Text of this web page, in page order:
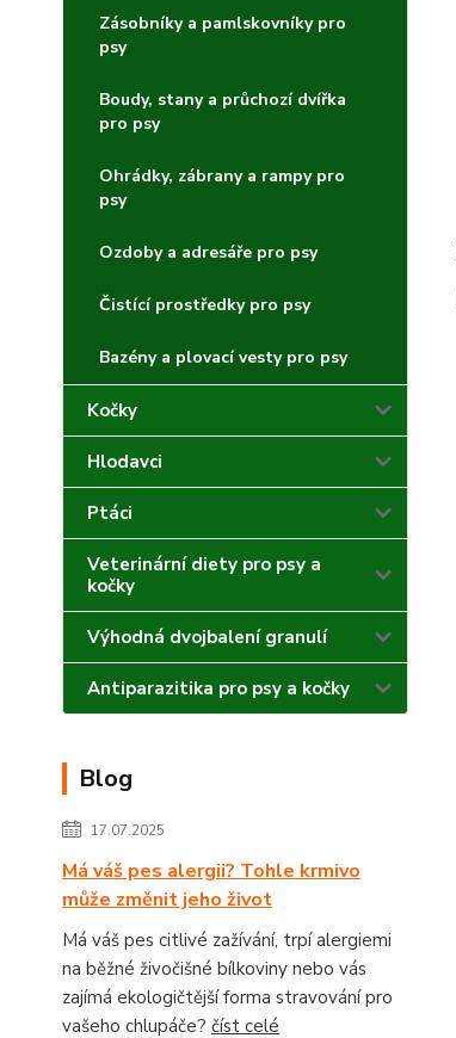
Zásobníky a pamlskovníky pro
psy
Boudy, stany a průchozí dvířka
pro psy
Ohrádky, zábrany a rampy pro
psy
Ozdoby a adresáře pro psy
Čistící prostředky pro psy
Bazény a plovací vesty pro psy
Kočky
Hlodavci
Ptáci
Veterinární diety pro psy a
kočky
Výhodná dvojbalení granulí
Antiparazitika pro psy a kočky
Blog
17.07.2025
Má váš pes alergii? Tohle krmivo
může změnit jeho život
Má váš pes citlivé zažívání, trpí alergiemi
na běžné živočišné bílkoviny nebo vás
zajímá ekologičtější forma stravování pro
vašeho chlupáče? číst celé